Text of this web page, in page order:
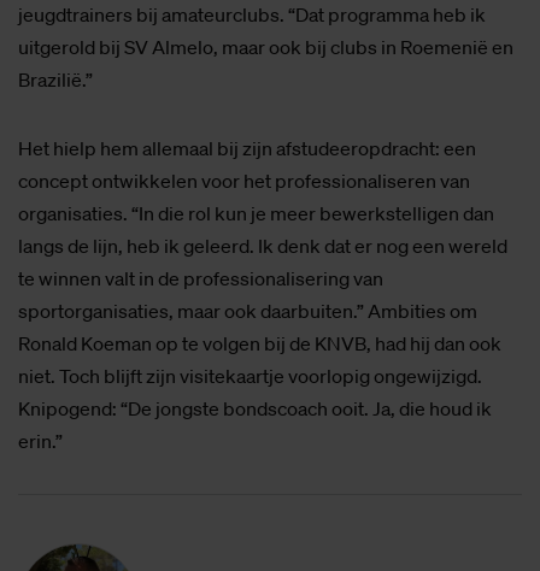
jeugdtrainers bij amateurclubs. “Dat programma heb ik
uitgerold bij SV Almelo, maar ook bij clubs in Roemenië en
Brazilië.”
Het hielp hem allemaal bij zijn afstudeeropdracht: een
concept ontwikkelen voor het professionaliseren van
organisaties. “In die rol kun je meer bewerkstelligen dan
langs de lijn, heb ik geleerd. Ik denk dat er nog een wereld
te winnen valt in de professionalisering van
sportorganisaties, maar ook daarbuiten.” Ambities om
Ronald Koeman op te volgen bij de KNVB, had hij dan ook
niet. Toch blijft zijn visitekaartje voorlopig ongewijzigd.
Knipogend: “De jongste bondscoach ooit. Ja, die houd ik
erin.”